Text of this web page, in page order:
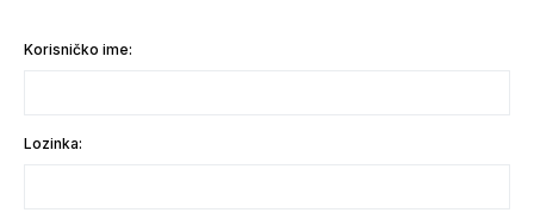
Korisničko ime:
Lozinka: